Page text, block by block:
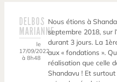
DELBOS
MARIANNE
le
17/09/2022
à 8h48
Nous étions à
septembre 2018, sur
durant 3 jours. La
aux « fondations ».
réalisation que celle
Shandavu ! Et